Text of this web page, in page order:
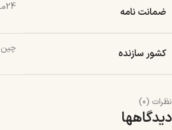
ضمانت نامه 24ماهه وربنا
کشور سازنده چین
نظرات (0)
دیدگاهها